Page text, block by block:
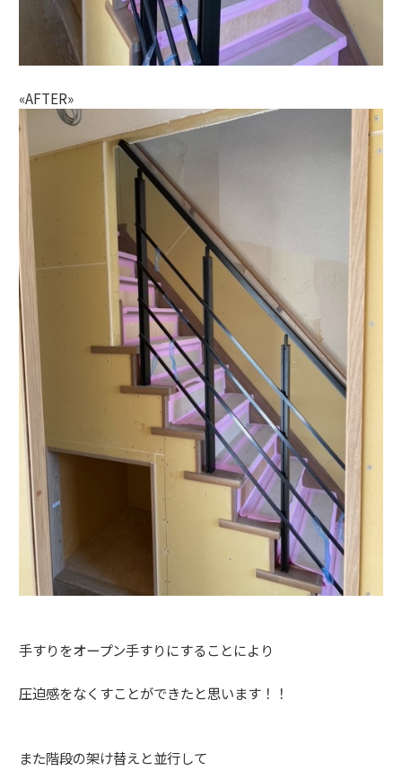
«AFTER»
手すりをオープン手すりにすることにより
圧迫感をなくすことができたと思います！！
また階段の架け替えと並行して